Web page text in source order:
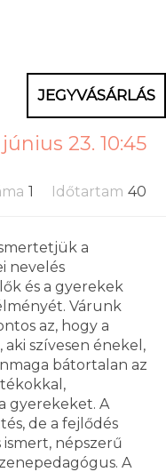
JEGYVÁSÁRLÁS
23. 10:45
1 Időtartam 40
a
nevelés
és a gyerekek
Várunk
az, hogy a
szívesen énekel,
bátortalan az
gyerekeket. A
de a fejlődés
népszerű
A